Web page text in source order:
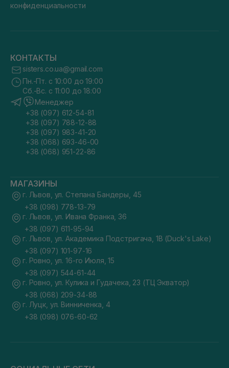
конфиденциальности
КОНТАКТЫ
sisters.co.ua@gmail.com
Пн.-Пт. с 10:00 до 19:00
Сб.-Вс. с 11:00 до 18:00
Менеджер
+38 (097) 612-54-81
+38 (097) 788-12-88
+38 (097) 983-41-20
+38 (068) 693-46-00
+38 (068) 951-22-86
МАГАЗИНЫ
г. Львов, ул. Степана Бандеры, 45
+38 (098) 778-13-79
г. Львов, ул. Ивана Франка, 36
+38 (097) 611-95-94
г. Львов, ул. Академика Подстригача, 1В (Duck's Lake)
+38 (097) 101-97-16
г. Ровно, ул. 16-го Июля, 15
+38 (097) 544-61-44
г. Ровно, ул. Кулика и Гудачека, 23 (ТЦ Экватор)
+38 (068) 209-34-88
г. Луцк, ул. Винниченка, 4
+38 (098) 076-60-62